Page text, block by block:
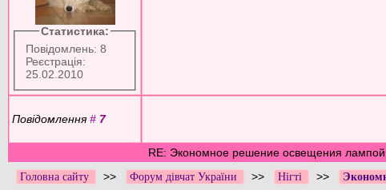
Статистика:
Повідомлень: 8
Реєстрація:
25.02.2010
Повідомлення# 7
RE: Экономное решение освещения лампой
Головна сайту >> Форум дівчат України >> Нігті >>